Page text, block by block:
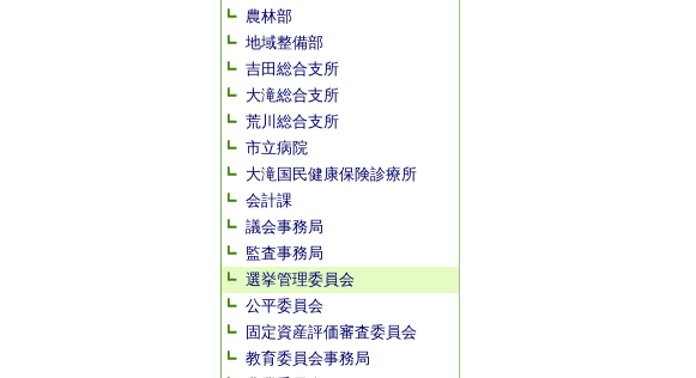
農林部
地域整備部
吉田総合支所
大滝総合支所
荒川総合支所
市立病院
大滝国民健康保険診療所
会計課
議会事務局
監査事務局
選挙管理委員会
公平委員会
固定資産評価審査委員会
教育委員会事務局